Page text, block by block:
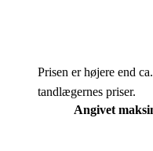
Prisen er højere end ca.
tandlægernes priser.
Angivet